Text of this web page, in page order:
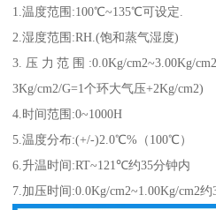
1.温度范围:100℃~135℃可设定.
2.湿度范围:RH.(饱和蒸气湿度)
3.压力范围:0.0Kg/cm2~3.00Kg/
3Kg/cm2/G=1个环大气压+2Kg/cm2)
4.时间范围:0~1000H
5.温度分布:(+/-)2.0℃%（100℃）
6.升温时间:RT~121℃约35分钟内
7.加压时间:0.0Kg/cm2~1.00Kg/cm2约